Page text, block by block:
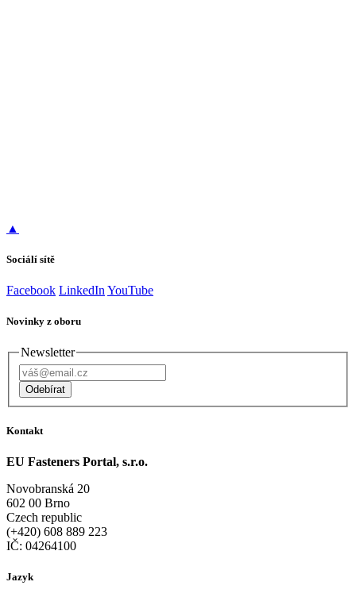
▲
Sociálí sítě
Facebook LinkedIn YouTube
Novinky z oboru
Newsletter
Odebírat
Kontakt
EU Fasteners Portal, s.r.o.
Novobranská 20
602 00 Brno
Czech republic
(+420) 608 889 223
IČ: 04264100
Jazyk